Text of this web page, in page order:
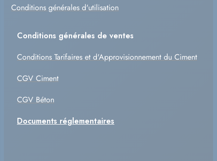
Conditions générales d'utilisation
Conditions générales de ventes
Conditions Tarifaires et d'Approvisionnement du Ciment
CGV Ciment
CGV Béton
Documents réglementaires